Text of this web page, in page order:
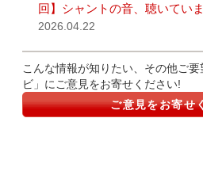
回】シャントの音、聴いてい
2026.04.22
こんな情報が知りたい、その他ご
ビ」にご意見をお寄せください!
ご意見をお寄せ